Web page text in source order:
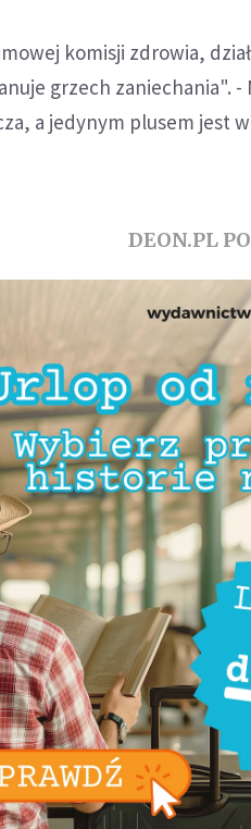
komisji zdrowia,
grzech zaniechania".
a jedynym plusem jest
DEON.PL